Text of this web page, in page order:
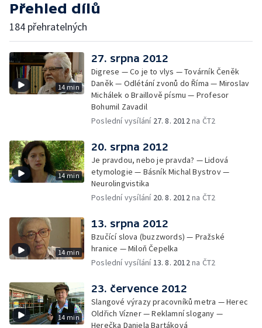
Přehled dílů
184 přehratelných
14 min
27. srpna 2012
Digrese — Co je to vlys — Továrník Čeněk
Daněk — Odlétání zvonů do Říma — Miroslav
Michálek o Braillově písmu — Profesor
Bohumil Zavadil
Poslední vysílání 27. 8. 2012na ČT2
14 min
20. srpna 2012
Je pravdou, nebo je pravda? — Lidová
etymologie — Básník Michal Bystrov —
Neurolingvistika
Poslední vysílání 20. 8. 2012na ČT2
14 min
13. srpna 2012
Bzučící slova (buzzwords) — Pražské
hranice — Miloň Čepelka
Poslední vysílání13. 8. 2012na ČT2
14 min
23. července 2012
Slangové výrazy pracovníků metra — Herec
Oldřich Vízner — Reklamní slogany —
Herečka Daniela Bartáková